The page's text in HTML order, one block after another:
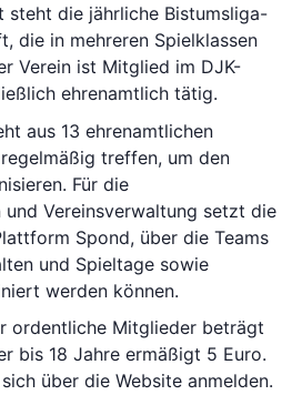
steht die jährliche Bistumsliga-
die in mehreren Spielklassen
Verein ist Mitglied im DJK-
ehrenamtlich tätig.
aus 13 ehrenamtlichen
treffen, um den
Für die
und Vereinsverwaltung setzt die
Spond, über die Teams
und Spieltage sowie
werden können.
ordentliche Mitglieder beträgt
bis 18 Jahre ermäßigt 5 Euro.
über die Website anmelden.